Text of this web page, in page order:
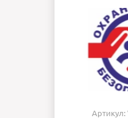
Артикул: